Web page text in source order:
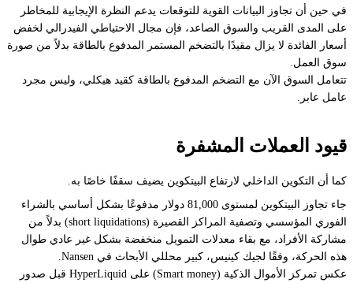
في حين أن تجاوز البيانات القوية للتوقعات يدعم النظرة الإيجابية للمخاطر
على المدى القريب والسوق الصاعد، فإن مجال الاحتياطي الفيدرالي لخفض
أسعار الفائدة لا يزال مقيدًا بالتضخم المستمر المدفوع بالطاقة بدلاً من صورة
سوق العمل.
تتعامل السوق الآن مع التضخم المدفوع بالطاقة كقيد هيكلي، وليس مجرد
عامل عابر.
قيود العملات المشفرة
كما أن التكوين الداخلي لارتفاع البيتكوين يضيف سقفًا خاصًا به.
جاء تجاوز البيتكوين لمستوى 81,000 دولار مدفوعًا بشكل أساسي بالشراء
الفوري المؤسسي وتصفية المراكز القصيرة (short liquidations) بدلاً من
مشاركة الأفراد، مع بقاء معدلات التمويل منخفضة بشكل غير عادي طوال
هذه الحركة، وفقًا لجيك كينيس، كبير محللي الأبحاث في Nansen.
عكس تمركز الأموال الذكية (Smart money) على HyperLiquid قبل صدور